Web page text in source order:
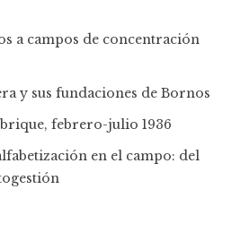
a campos de concentración
y sus fundaciones de Bornos
febrero-julio 1936
en el campo: del